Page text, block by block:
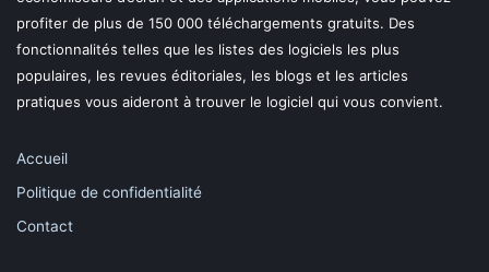
profiter de plus de 150 000 téléchargements gratuits. Des
fonctionnalités telles que les listes des logiciels les plus
populaires, les revues éditoriales, les blogs et les articles
pratiques vous aideront à trouver le logiciel qui vous convient.
Accueil
Politique de confidentialité
Contact